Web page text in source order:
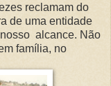
reclamam do
de uma entidade
alcance. Não
família, no